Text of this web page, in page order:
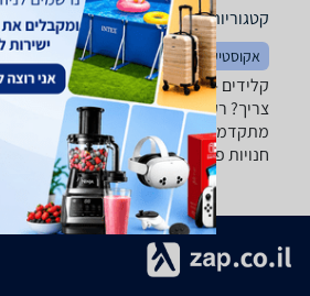
קטגוריות משלימות
אקוסטיקה
קלידים - ‏פסנתר חשמלי ‏5
צריך? רק בזאפ תמצא מאות ביקורות על
מתקדמת לפי יצרן , סוג ועוד, השוואת
חנויות פנאי וספורט ותקבל החלטה חכמה!